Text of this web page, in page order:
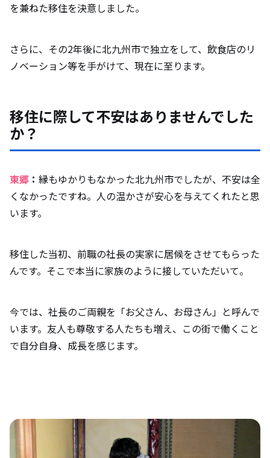
を兼ねた移住を決意しました。
さらに、その2年後に北九州市で独立をして、飲食店のリ
ノベーション等を手がけて、現在に至ります。
移住に際して不安はありませんでした
か？
東郷 ： 縁もゆかりもなかった北九州市でしたが、不安は全
くなかったですね。人の温かさが安心を与えてくれたと思
います。
移住した当初、前職の社長の実家に居候をさせてもらった
んです。そこで本当に家族のように接していただいて。
今では、社長のご両親を「お父さん、お母さん」と呼んで
います。友人も尊敬する人たちも増え、この街で働くこと
で自分自身、成長を感じます。